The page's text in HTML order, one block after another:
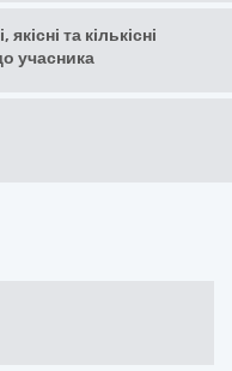
та кількісні
учасника